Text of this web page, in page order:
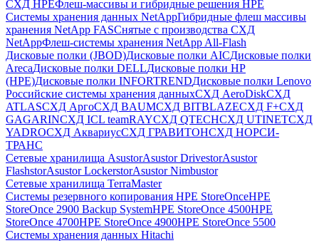
СХД HPEФлеш-массивы и гибридные решения HPE
Cистемы хранения данных NetAppГибридные флеш массивы
хранения NetApp FASСнятые с производства СХД
NetAppФлеш-системы хранения NetApp All-Flash
Дисковые полки (JBOD)Дисковые полки AICДисковые полки
ArecaДисковые полки DELLДисковые полки HP
(HPE)Дисковые полки INFORTRENDДисковые полки Lenovo
Российские системы хранения данныхСХД AeroDiskСХД
ATLASСХД AргоСХД BAUMСХД BITBLAZEСХД F+СХД
GAGARINСХД ICL teamRAYСХД QTECHСХД UTINETСХД
YADROСХД АквариусСХД ГРАВИТОНСХД НОРСИ-
ТРАНС
Сетевые хранилища AsustorAsustor DrivestorAsustor
FlashstorAsustor LockerstorAsustor Nimbustor
Сетевые хранилища TerraMaster
Системы резервного копирования HPE StoreOnceHPE
StoreOnce 2900 Backup SystemHPE StoreOnce 4500HPE
StoreOnce 4700HPE StoreOnce 4900HPE StoreOnce 5500
Системы хранения данных Hitachi